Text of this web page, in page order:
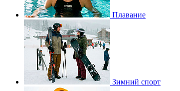
Плавание
Зимний спорт